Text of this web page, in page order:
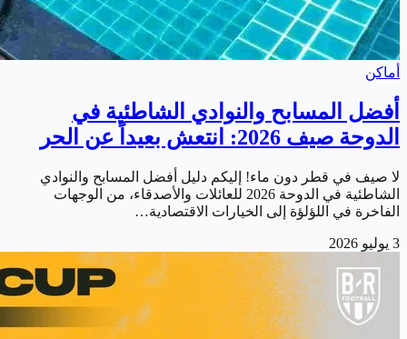
أماكن
أفضل المسابح والنوادي الشاطئية في
الدوحة صيف 2026: انتعش بعيداً عن الحر
لا صيف في قطر دون ماء! إليكم دليل أفضل المسابح والنوادي
الشاطئية في الدوحة 2026 للعائلات والأصدقاء، من الوجهات
الفاخرة في اللؤلؤة إلى الخيارات الاقتصادية…
3 يوليو 2026